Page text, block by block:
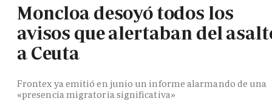
Moncloa desoyó todos los
avisos que alertaban del
a Ceuta
Frontex ya emitió en junio un informe alarmando de una
«presencia migratoria significativa»